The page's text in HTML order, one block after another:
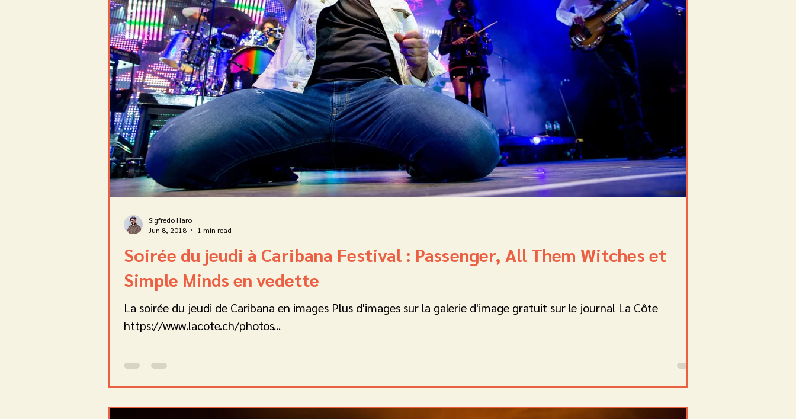
Soirée du jeudi à Caribana Festival : Passenger, All Them Witches et
Simple Minds en vedette
La soirée du jeudi de Caribana en images Plus d'images sur la galerie d'image gratuit sur le journal La Côte
https://www.lacote.ch/photos...
Sigfredo Haro
Jun 8, 2018
1 min read